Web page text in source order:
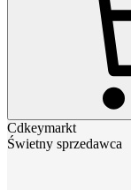
Cdkeymarkt
Świetny sprzedawca